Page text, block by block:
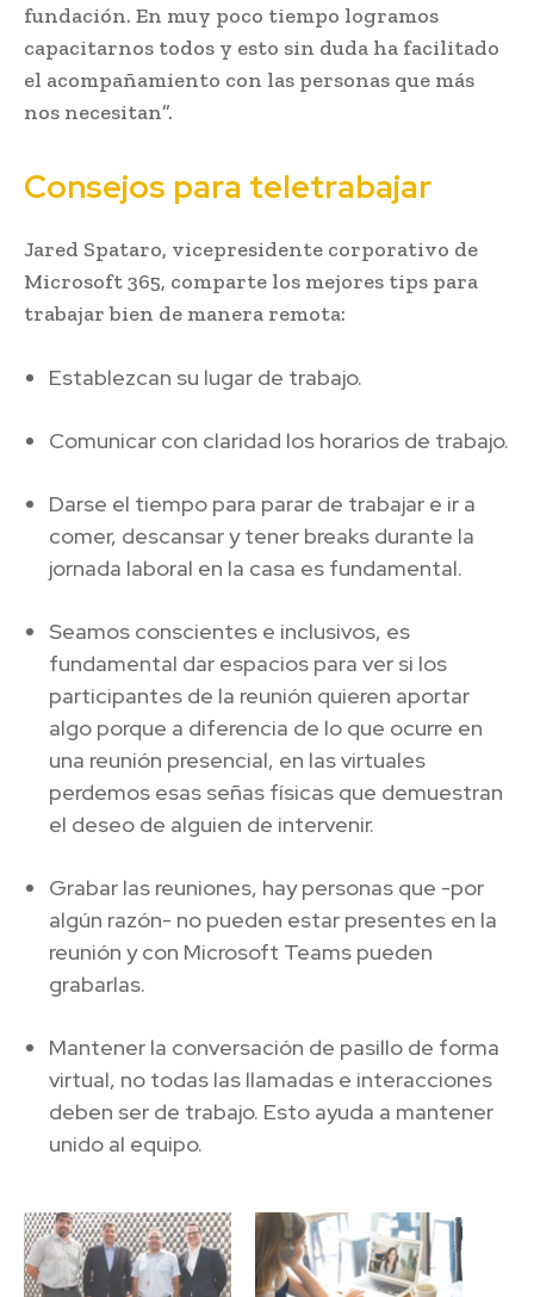
fundación. En muy poco tiempo logramos
capacitarnos todos y esto sin duda ha facilitado
el acompañamiento con las personas que más
nos necesitan”.
Consejos para teletrabajar
Jared Spataro, vicepresidente corporativo de
Microsoft 365, comparte los mejores tips para
trabajar bien de manera remota:
Establezcan su lugar de trabajo.
Comunicar con claridad los horarios de trabajo.
Darse el tiempo para parar de trabajar e ir a
comer, descansar y tener breaks durante la
jornada laboral en la casa es fundamental.
Seamos conscientes e inclusivos, es
fundamental dar espacios para ver si los
participantes de la reunión quieren aportar
algo porque a diferencia de lo que ocurre en
una reunión presencial, en las virtuales
perdemos esas señas físicas que demuestran
el deseo de alguien de intervenir.
Grabar las reuniones, hay personas que -por
algún razón- no pueden estar presentes en la
reunión y con Microsoft Teams pueden
grabarlas.
Mantener la conversación de pasillo de forma
virtual, no todas las llamadas e interacciones
deben ser de trabajo. Esto ayuda a mantener
unido al equipo.